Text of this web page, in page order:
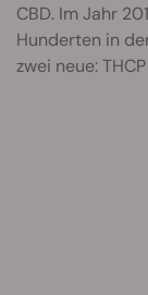
CBD. Im Jahr
Hunderten in
zwei neue: